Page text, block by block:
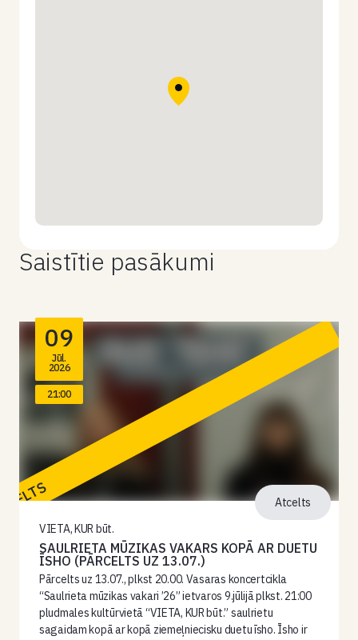
Saistītie pasākumi
09
Jūl.
2026
21:00
VIETA, KUR būt.
SAULRIETA MŪZIKAS VAKARS KOPĀ AR DUETU
ĪSHO (PĀRCELTS UZ 13.07.)
Pārcelts uz 13.07., plkst 20.00. Vasaras koncertcikla
“Saulrieta mūzikas vakari ’26” ietvaros 9.jūlijā plkst. 21:00
pludmales kultūrvietā “VIETA, KUR būt.” saulrietu
sagaidam kopā ar kopā ziemeļniecisku duetu īsho. Īsho ir
Atcelts